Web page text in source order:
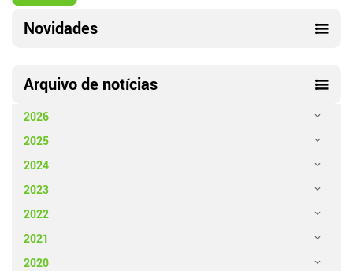
Novidades
Arquivo de notícias
2026
2025
2024
2023
2022
2021
2020